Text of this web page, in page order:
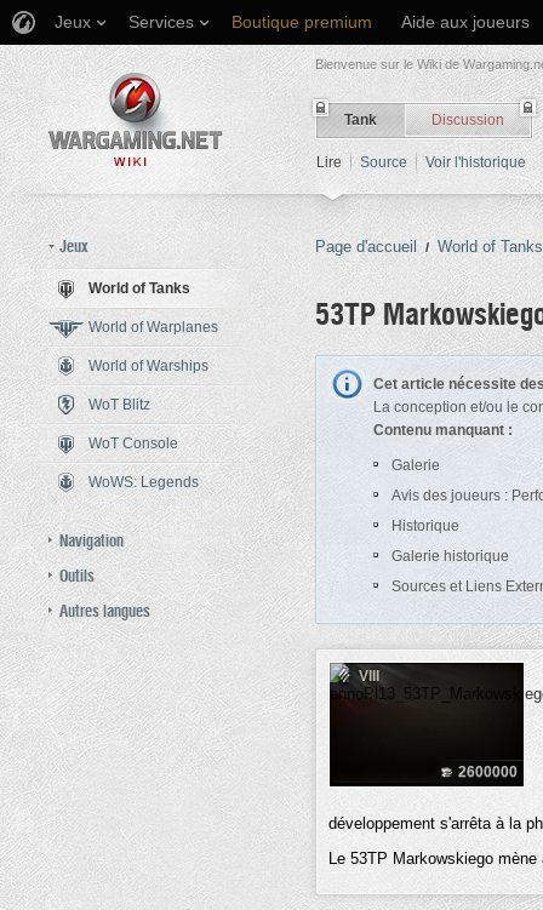
Jeux Services Boutique premium Aide aux joueurs
Bienvenue sur le Wiki de
Tank Discussion
Lire Source Voir l'historique
Jeux
World of Tanks
World of Warplanes
World of Warships
WoT Blitz
WoT Console
WoWS: Legends
Navigation
Outils
Autres langues
Page d'accueil / World of Tanks
53TP
Aller à : rechercher
Cet article nécessite
La conception et/ou le
Contenu manquant :
Galerie
Avis des joueurs :
Historique
Galerie historique
Sources et Liens
VIII
2600000
développement s'arrêta à la
Le 53TP Markowskiego